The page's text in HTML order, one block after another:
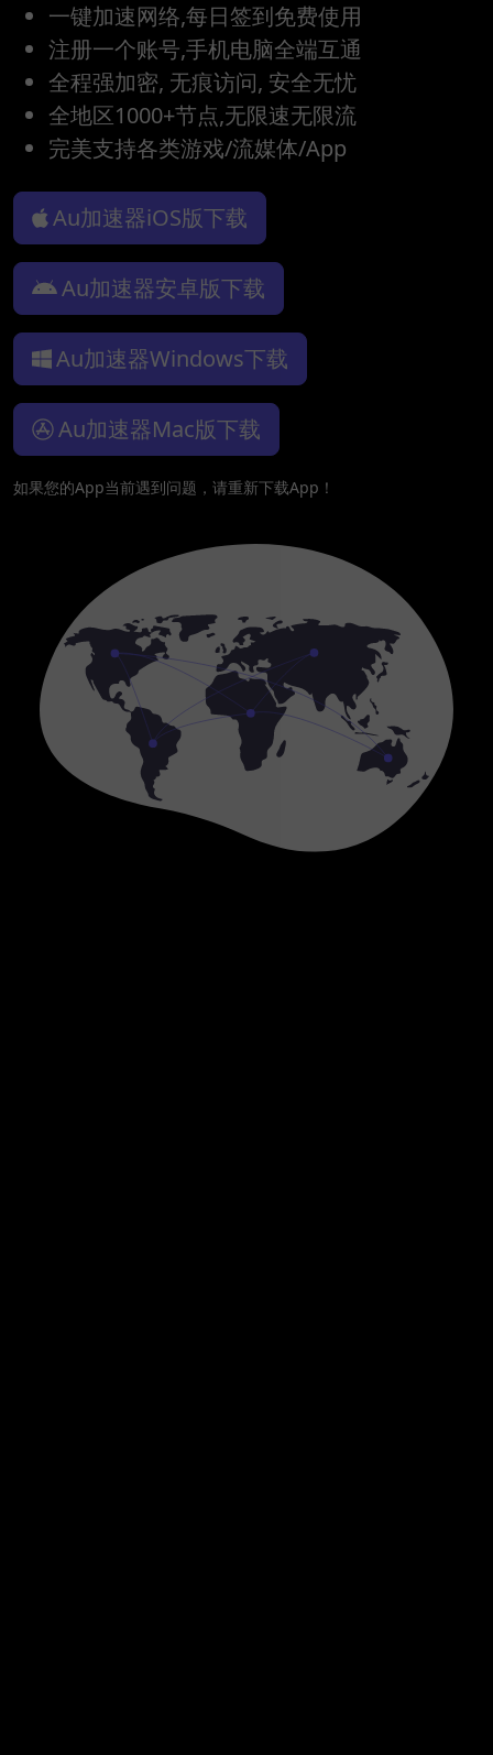
一键加速网络,每日签到免费使用
注册一个账号,手机电脑全端互通
全程强加密, 无痕访问, 安全无忧
全地区1000+节点,无限速无限流
完美支持各类游戏/流媒体/App
Au加速器iOS版下载
Au加速器安卓版下载
Au加速器Windows下载
Au加速器Mac版下载
如果您的App当前遇到问题，请重新下载App！